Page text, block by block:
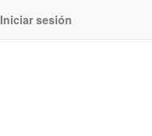
Iniciar sesión